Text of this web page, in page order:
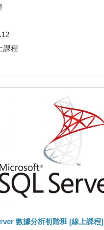
課程
數據分析初階班 [線上課程]